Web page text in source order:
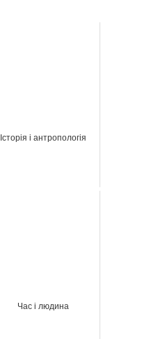
Історія і антропологія
Час і людина